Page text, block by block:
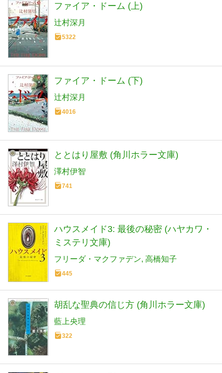
ファイア・ドーム (上)
辻村深月
5322
ファイア・ドーム (下)
辻村深月
4016
ととはり屋敷 (角川ホラー文庫)
澤村伊智
741
ハウスメイド3: 最後の秘密 (ハヤカワ・
ミステリ文庫)
フリーダ・マクファデン 高橋知子
445
胡乱な聖典の信じ方 (角川ホラー文庫)
藍上央理
322